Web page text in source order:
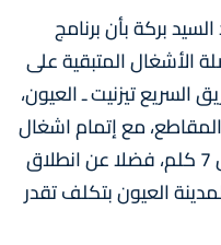
بركة بأن برنامج
مواصلة الأشغال المتبقية على
السريع تيزنيت ـ العيون،
المقاطع، مع إتمام اشغال
الطريق المداري للعيون على طول 7 كلم، فضلا عن انطلاق
العيون بتكلف تقدر